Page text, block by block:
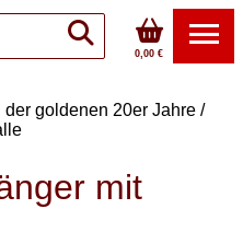
0,00 €
goldenen 20er Jahre
mit